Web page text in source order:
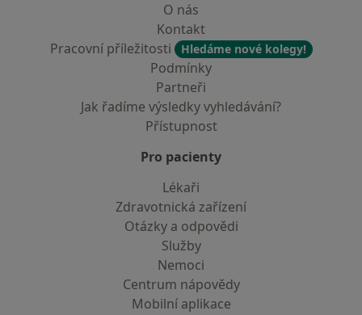
O nás
Kontakt
Pracovní příležitosti
Hledáme nové kolegy!
Podmínky
Partneři
Jak řadíme výsledky vyhledávání?
Přístupnost
Pro pacienty
Lékaři
Zdravotnická zařízení
Otázky a odpovědi
Služby
Nemoci
Centrum nápovědy
Mobilní aplikace